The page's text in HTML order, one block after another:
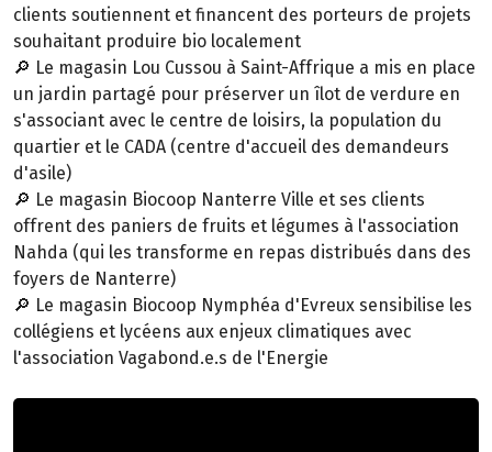
clients soutiennent et financent des porteurs de projets
souhaitant produire bio localement
🔎 Le magasin Lou Cussou à Saint-Affrique a mis en place
un jardin partagé pour préserver un îlot de verdure en
s'associant avec le centre de loisirs, la population du
quartier et le CADA (centre d'accueil des demandeurs
d'asile)
🔎 Le magasin Biocoop Nanterre Ville et ses clients
offrent des paniers de fruits et légumes à l'association
Nahda (qui les transforme en repas distribués dans des
foyers de Nanterre)
🔎 Le magasin Biocoop Nymphéa d'Evreux sensibilise les
collégiens et lycéens aux enjeux climatiques avec
l'association Vagabond.e.s de l'Energie